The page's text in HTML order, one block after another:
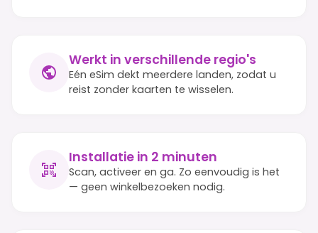
Werkt in verschillende regio's
Eén eSim dekt meerdere landen, zodat u
reist zonder kaarten te wisselen.
Installatie in 2 minuten
Scan, activeer en ga. Zo eenvoudig is het
— geen winkelbezoeken nodig.